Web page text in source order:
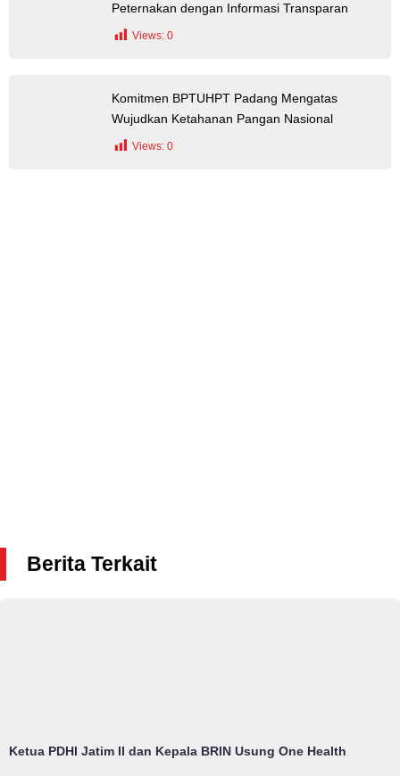
Peternakan dengan Informasi Transparan
Views: 0
Komitmen BPTUHPT Padang Mengatas
Wujudkan Ketahanan Pangan Nasional
Views: 0
Berita Terkait
Ketua PDHI Jatim II dan Kepala BRIN Usung One Health